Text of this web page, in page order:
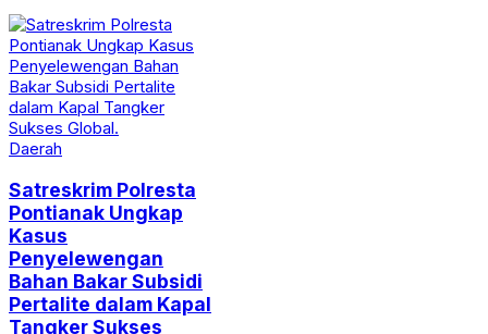
Daerah
Satreskrim Polresta
Pontianak Ungkap
Kasus
Penyelewengan
Bahan Bakar Subsidi
Pertalite dalam Kapal
Tangker Sukses